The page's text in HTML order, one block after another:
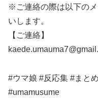
※ご連絡の際は以下の
いします。
【ご連絡】
#ウマ娘 #反応集 #まと
#umamusume